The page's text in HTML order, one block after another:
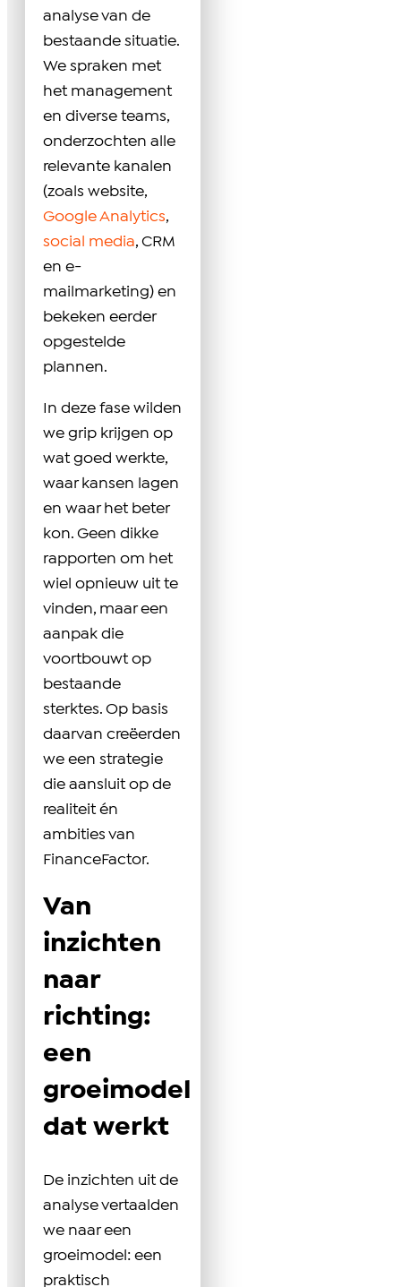
analyse van de
bestaande situatie.
We spraken met
het management
en diverse teams,
onderzochten alle
relevante kanalen
(zoals website,
Google Analytics,
social media, CRM
en e-
mailmarketing) en
bekeken eerder
opgestelde
plannen.
In deze fase wilden
we grip krijgen op
wat goed werkte,
waar kansen lagen
en waar het beter
kon. Geen dikke
rapporten om het
wiel opnieuw uit te
vinden, maar een
aanpak die
voortbouwt op
bestaande
sterktes. Op basis
daarvan creëerden
we een strategie
die aansluit op de
realiteit én
ambities van
FinanceFactor.
Van
inzichten
naar
richting:
een
groeimodel
dat werkt
De inzichten uit de
analyse vertaalden
we naar een
groeimodel: een
praktisch